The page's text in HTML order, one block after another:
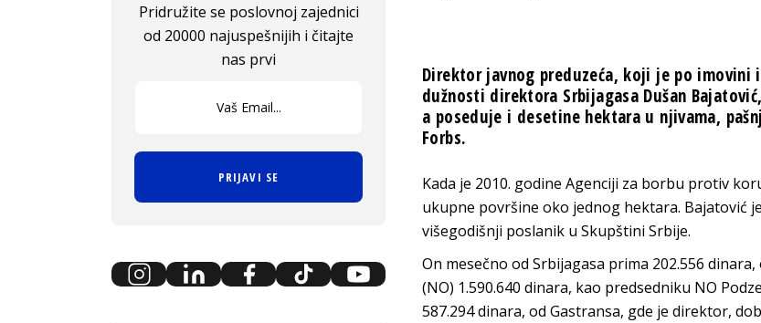
Direktor javnog preduzeća, koji je po
dužnosti direktora Srbijagasa Dušan
a poseduje i desetine hektara u njivama,
Forbs.
Kada je 2010. godine Agenciji za borbu protiv
ukupne površine oko jednog hektara. Bajatović
višegodišnji poslanik u Skupštini Srbije.
On mesečno od Srbijagasa prima 202.556
(NO) 1.590.640 dinara, kao predsedniku NO
587.294 dinara, od Gastransa, gde je direktor,
Pridružite se poslovnoj zajednici
od 20000 najuspešnijih i čitajte
nas prvi
PRIJAVI SE